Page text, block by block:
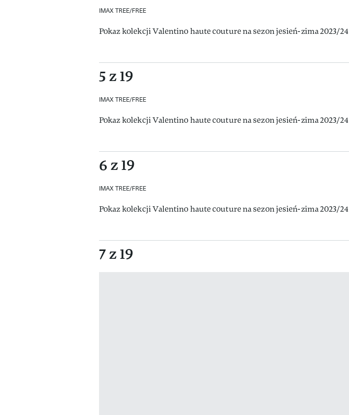
IMAX TREE/FREE
Pokaz kolekcji Valentino haute couture na sezon jesień-zima 2023/24
5 z 19
IMAX TREE/FREE
Pokaz kolekcji Valentino haute couture na sezon jesień-zima 2023/24
6 z 19
IMAX TREE/FREE
Pokaz kolekcji Valentino haute couture na sezon jesień-zima 2023/24
7 z 19